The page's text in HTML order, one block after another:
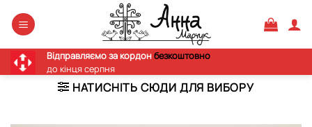
Відправляємо за кордонбезкоштовно
до кінця серпня
НАТИСНІТЬ СЮДИ ДЛЯ ВИБОРУ